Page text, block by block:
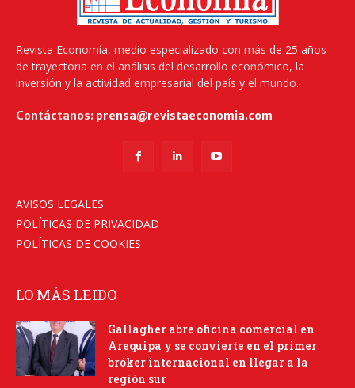
Revista Economía, medio especializado con más de 25 años
de trayectoria en el análisis del desarrollo económico, la
inversión y la actividad empresarial del país y el mundo.
Contáctanos: prensa@revistaeconomia.com
AVISOS LEGALES
POLÍTICAS DE PRIVACIDAD
POLÍTICAS DE COOKIES
LO MÁS LEIDO
Gallagher abre oficina comercial en
Arequipa y se convierte en el primer
bróker internacional en llegar a la
región sur